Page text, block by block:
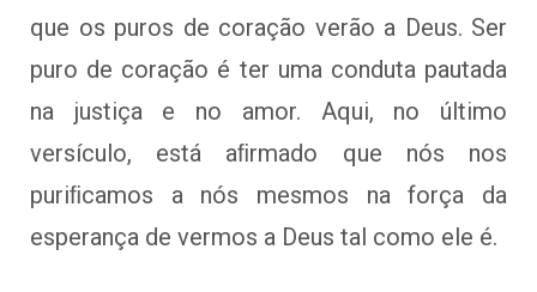
que os puros de coração verão a Deus. Ser
puro de coração é ter uma conduta pautada
na justiça e no amor. Aqui, no último
versículo, está aﬁrmado que nós nos
puriﬁcamos a nós mesmos na força da
esperança de vermos a Deus tal como ele é.